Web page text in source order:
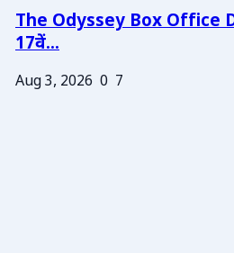
The Odyssey Box Office
17वें...
Aug 3, 2026 0 7